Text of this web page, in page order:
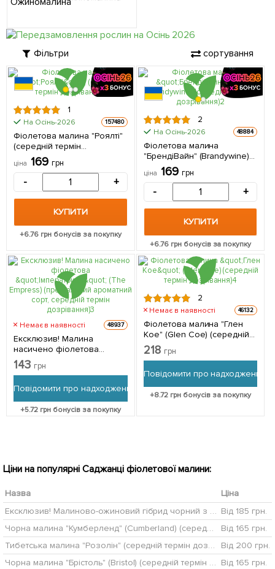
Фільтри сортування
1
На Осінь-2026 157480
Фіолетова малина "Роялті"
(середній термін
ціна 169 грн
- +
КУПИТИ
+6.76 грн бонусів за покупку
2
На Осінь-2026 48884
Фіолетова малина
"БрендіВайн" (Brandywine)
(середній термін
ціна 169 грн
- +
КУПИТИ
+6.76грн бонусів за покупку
Немає в наявності 48937
Ексклюзив! Малина
насичено фіолетова
"Імператриця" (The
Empress) (преміальний
термін дозрівання)
143 грн
Повідомити про надходження
+5.72 грн бонусів за покупку
2
Немає в наявності 46132
Фіолетова малина "Глен
Кое" (Glen Coe) (середній
термін дозрівання) 1 шт в
упаковці
218 грн
Повідомити про надходження
+8.72 грн бонусів за покупку
Ціни на популярні Саджанці фіолетової малини:
Назва
Ціна
Ексклюзив! Малиново-ожиновий гібрид чорний з глянсовим блиском "Розкішний блюз" (Luxury Blues) (преміальний великоплідний сорт) Від 185 грн.
Чорна малина "Кумберленд" (Cumberland) (середнього терміну дозрівання)
Від 165 грн.
Тибетська малина "Розолін" (середній термін дозрівання, дає дуже великі смачні плоди)
Від 200 грн.
Чорна малина "Брістоль" (Bristol) (середній термін дозрівання) Від 165 грн.